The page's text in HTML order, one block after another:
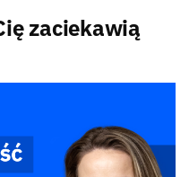
zaciekawią